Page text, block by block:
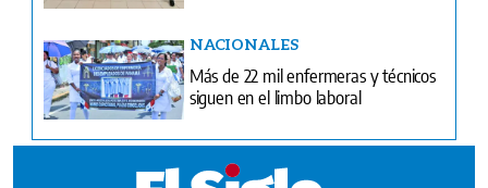
NACIONALES
Más de 22 mil enfermeras y técnicos
siguen en el limbo laboral